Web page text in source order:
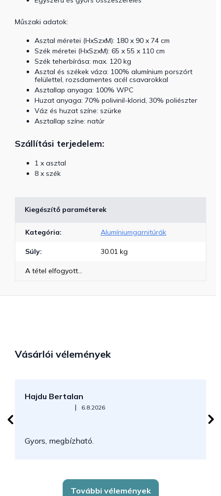
Műszaki adatok:
Asztal méretei (HxSzxM): 180 x 90 x 74 cm
Szék méretei (HxSzxM): 65 x 55 x 110 cm
Szék teherbírása: max. 120 kg
Asztal és székek váza: 100% alumínium porszórt
felülettel, rozsdamentes acél csavarokkal
Asztallap anyaga: 100% WPC
Huzat anyaga: 70% polivinil-klorid, 30% poliészter
Váz és huzat színe: szürke
Asztallap színe: natúr
Szállítási terjedelem:
1 x asztal
8 x szék
Kiegészítő paraméterek
Kategória: Alumíniumgarnitúrák
Súly: 30.01 kg
A tétel elfogyott…
Vásárlói vélemények
Hajdu Bertalan
Az áruház értékelése 5-ből 5 csillag.
| 6.8.2026
Gyors, megbízható.
További vélemények